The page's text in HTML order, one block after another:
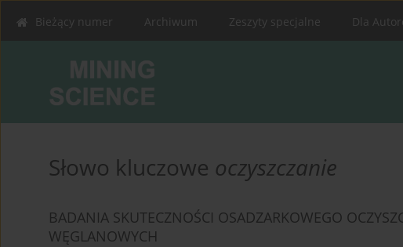
Bieżący numer Archiwum Zeszyty specjalne Dla
Słowo kluczowe oczyszczanie
BADANIA SKUTECZNOŚCI OSADZARKOWEGO
WĘGLANOWYCH